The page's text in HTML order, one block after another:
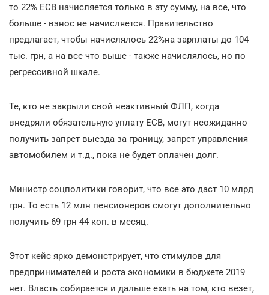
то 22% ЕСВ начисляется только в эту сумму, на все, что
больше - взнос не начисляется. Правительство
предлагает, чтобы начислялось 22%на зарплаты до 104
тыс. грн, а на все что выше - также начислялось, но по
регрессивной шкале.
Те, кто не закрыли свой неактивный ФЛП, когда
внедряли обязательную уплату ЕСВ, могут неожиданно
получить запрет выезда за границу, запрет управления
автомобилем и т.д., пока не будет оплачен долг.
Министр соцполитики говорит, что все это даст 10 млрд
грн. То есть 12 млн пенсионеров смогут дополнительно
получить 69 грн 44 коп. в месяц.
Этот кейс ярко демонстрирует, что стимулов для
предпринимателей и роста экономики в бюджете 2019
нет. Власть собирается и дальше ехать на том, кто везет,